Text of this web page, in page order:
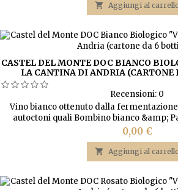
 Aggiungi al
CASTEL DEL MONTE DOC BIANCO
LA CANTINA DI ANDRIA
Recensioni: 0
Vino bianco ottenuto dalla
autoctoni quali Bombino bianco &amp;
bouquet fruttato e dal sapore armonico.
piatti a base di pesce e carni
Prezzo
0,00 €
 Aggiungi al